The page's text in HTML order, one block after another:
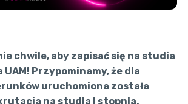
chwile, aby zapisać się na studia
Przypominamy, że dla
uruchomiona została
na studia I stopnia.